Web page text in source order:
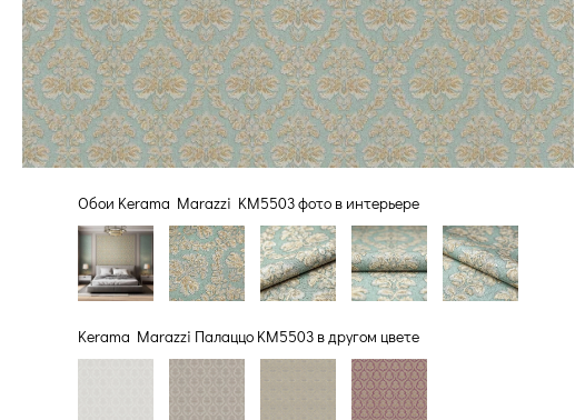
Обои Kerama Marazzi KM5503 фото в интерьере
Kerama Marazzi Палаццо KM5503 в другом цвете